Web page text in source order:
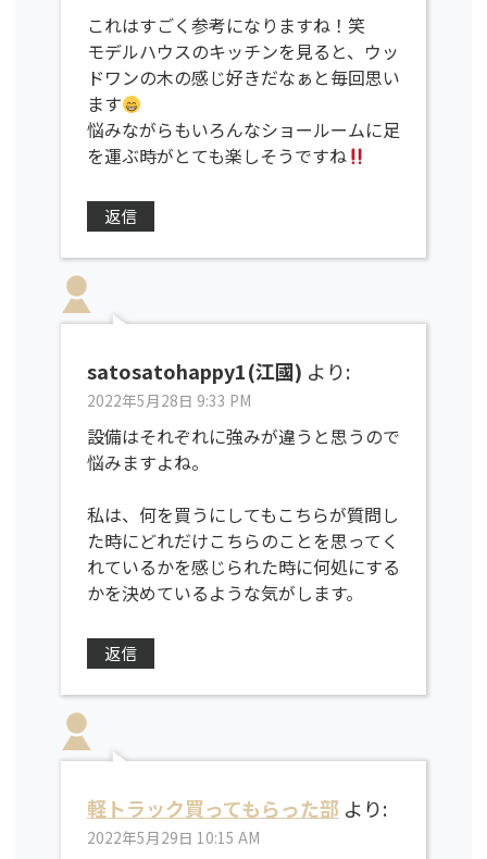
これはすごく参考になりますね！笑
モデルハウスのキッチンを見ると、ウッ
ドワンの木の感じ好きだなぁと毎回思い
ます
悩みながらもいろんなショールームに足
を運ぶ時がとても楽しそうですね
返信
satosatohappy1(江國) より:
2022年5月28日 9:33 PM
設備はそれぞれに強みが違うと思うので
悩みますよね。
私は、何を買うにしてもこちらが質問し
た時にどれだけこちらのことを思ってく
れているかを感じられた時に何処にする
かを決めているような気がします。
返信
軽トラック買ってもらった部 より:
2022年5月29日 10:15 AM